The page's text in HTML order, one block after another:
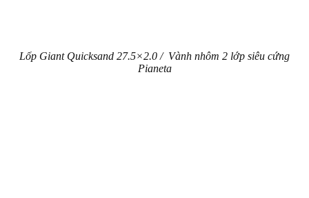
Lốp Giant Quicksand 27.5×2.0 / Vành nhôm 2 lớp siêu cứng
Pianeta